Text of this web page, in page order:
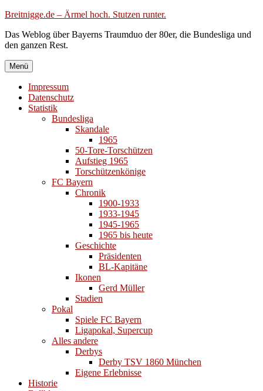
Zum
springen
Breitnigge.de – Ärmel hoch. Stutzen runter.
Das Weblog über Bayerns Traumduo der 80er, die Bundesliga und
den ganzen Rest.
Menü
Impressum
Datenschutz
Statistik
Bundesliga
Skandale
1965
50-Tore-Torschützen
Aufstieg 1965
Torschützenkönige
FC Bayern
Chronik
1900-1933
1933-1945
1945-1965
1965 bis heute
Geschichte
Präsidenten
BL-Kapitäne
Ikonen
Gerd Müller
Stadien
Pokal
Spiele FC Bayern
Ligapokal, Supercup
Alles andere
Derbys
Derby TSV 1860 München
Eigene Erlebnisse
Historie